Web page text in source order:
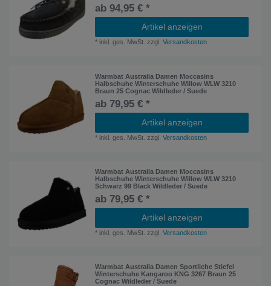
ab 94,95 € *
Artikel anzeigen
* inkl. ges. MwSt. zzgl.Versandkosten
Warmbat Australia Damen Moccasins
Halbschuhe Winterschuhe Willow WLW 3210
Braun 25 Cognac Wildleder / Suede
ab 79,95 € *
Artikel anzeigen
* inkl. ges. MwSt. zzgl.Versandkosten
Warmbat Australia Damen Moccasins
Halbschuhe Winterschuhe Willow WLW 3210
Schwarz 99 Black Wildleder / Suede
ab 79,95 € *
Artikel anzeigen
* inkl. ges. MwSt. zzgl.Versandkosten
Warmbat Australia Damen Sportliche Stiefel
Winterschuhe Kangaroo KNG 3267 Braun 25
Cognac Wildleder / Suede